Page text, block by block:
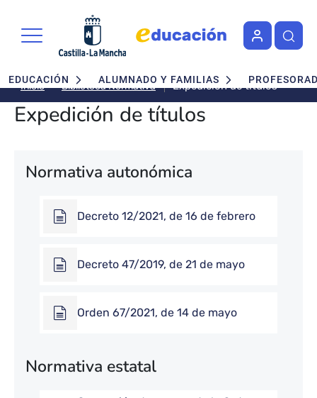
Navegación principal
EDUCACIÓN ALUMNADO Y FAMILIAS
Inicio Biblioteca Normativa Expedición de títulos
Expedición de títulos
Normativa autonómica
Decreto 12/2021, de 16 de febrero
Decreto 47/2019, de 21 de mayo
Orden 67/2021, de 14 de mayo
Normativa estatal